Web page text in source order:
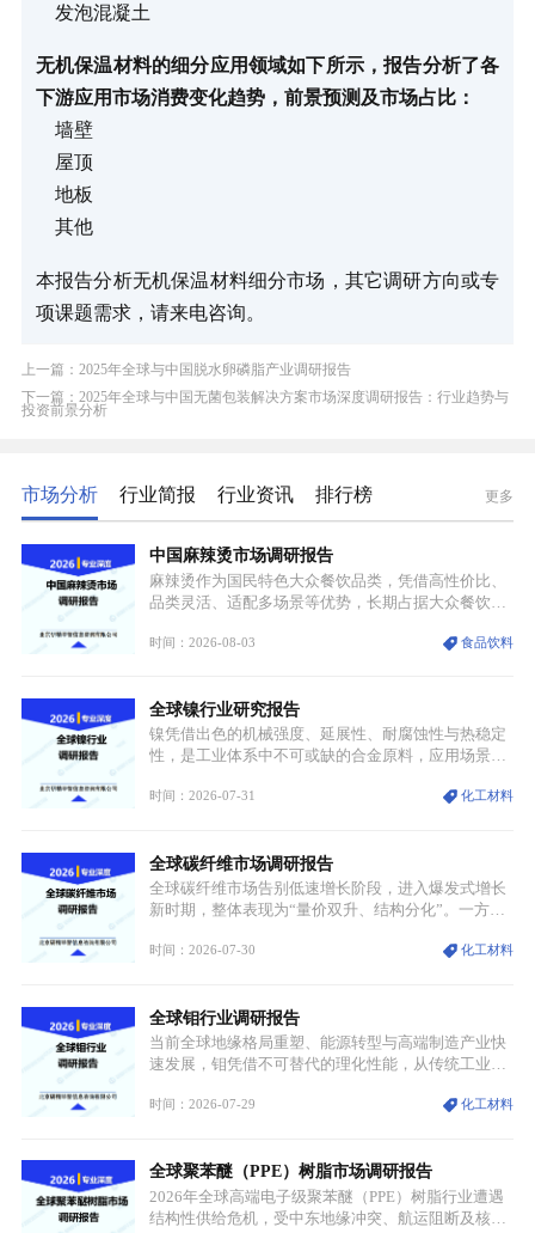
发泡混凝土
无机保温材料的细分应用领域如下所示，报告分析了各
下游应用市场消费变化趋势，前景预测及市场占比：
墙壁
屋顶
地板
其他
本报告分析无机保温材料细分市场，其它调研方向或专
项课题需求，请来电咨询。
上一篇：2025年全球与中国脱水卵磷脂产业调研报告
下一篇：2025年全球与中国无菌包装解决方案市场深度调研报告：行业趋势与
投资前景分析
市场分析 行业简报 行业资讯 排行榜 更多
中国麻辣烫市场调研报告
麻辣烫作为国民特色大众餐饮品类，凭借高性价比、
品类灵活、适配多场景等优势，长期占据大众餐饮重
型，叠加消费需求升级、线上流量变革、新零售业态
特点，在消费、创业、政策、技术多重驱动下，依旧
具备强劲的发展活力。
时间：2026-08-03 食品饮料
全球镍行业研究报告
镍凭借出色的机械强度、延展性、耐腐蚀性与热稳定
性，是工业体系中不可或缺的合金原料，应用场景横
用价值难以被替代。依托理化优势，镍被全球主要经
型为新能源核心战略矿产，全球产业形成“印尼掌控
资源与产能、中国主导消费与技术、工艺向低碳湿法
迭代、再生镍加速补位”的全新格局。
时间：2026-07-31 化工材料
全球碳纤维市场调研报告
全球碳纤维市场告别低速增长阶段，进入爆发式增长
新时期，整体表现为“量价双升、结构分化”。一方面
持续扩张；另一方面产品、需求、应用场景呈现明显
体规模扩张，高附加值领域与规模化工业应用形成两
大独立增长体系。
时间：2026-07-30 化工材料
全球钼行业调研报告
当前全球地缘格局重塑、能源转型与高端制造产业快
速发展，钼凭借不可替代的理化性能，从传统工业金
需格局重构、价值体系重估的新阶段。钼是典型难熔
贯穿传统工业、高端制造、军工、新能源等多个核心
产业，成为现代工业体系中不可或缺的基础材料。
时间：2026-07-29 化工材料
全球聚苯醚（PPE）树脂市场调研报告
2026年全球高端电子级聚苯醚（PPE）树脂行业遭遇
结构性供给危机，受中东地缘冲突、航运阻断及核心